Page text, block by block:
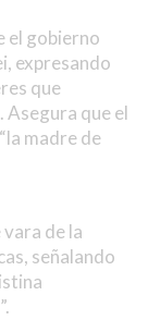
el gobierno
expresando
que
Asegura que el
madre de
de la
señalando